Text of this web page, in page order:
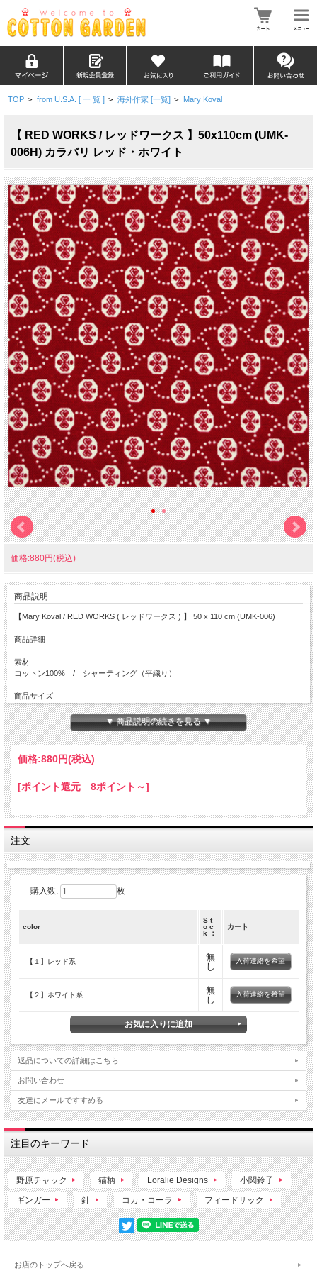
TOP > from U.S.A. [ 一 覧 ] > 海外作家 [一覧] > Mary Koval
【 RED WORKS / レッドワークス 】50x110cm (UMK-
006H) カラバリ レッド・ホワイト
価格:880円(税込)
商品説明
【Mary Koval / RED WORKS ( レッドワークス ) 】 50 x 110 cm (UMK-006)
商品詳細
素材
コットン100% / シャーティング（平織り）
商品サイズ
50 x 110 cm
上部画像サイズ
約 10.2 x 10.2 cm
色むら
注意事項
実際の色に近くなる様、撮影・色調補正は行っておりますが、
ディスプレイの種類や設定状況によっては色が異なって見える場合があります。
【ご注文数量と商品サイズについて】
数量 １ ＝ 50 cm ( 50 x 110 cm )
数量 ２ ＝ 1 m ( 100 x 110 cm )
【複数枚でのご注文について】
ます。
▼ 商品説明の続きを見る ▼
価格:880円(税込)
[ポイント還元 8ポイント～]
注文
購入数: 枚
color
S t
o c
k ：
カート
【１】レッド系
無
し
入荷連絡を希望
【２】ホワイト系
無
し
入荷連絡を希望
返品についての詳細はこちら
お問い合わせ
友達にメールですすめる
注目のキーワード
野原チャック 猫柄 Loralie Designs 小関鈴子
ギンガー 針 コカ・コーラ フィードサック
お店のトップへ戻る